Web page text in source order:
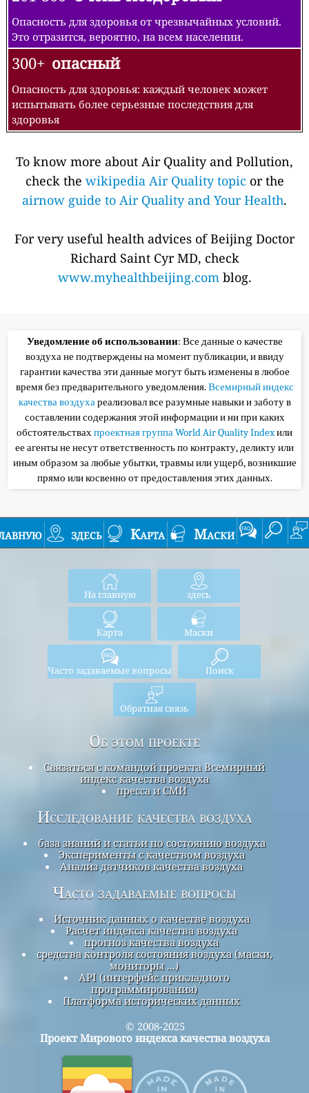
Опасность для здоровья от чрезвычайных условий.
Это отразится, вероятно, на всем населении.
300+ опасный
Опасность для здоровья: каждый человек может
испытывать более серьезные последствия для
здоровья
To know more about Air Quality and Pollution,
check the wikipedia Air Quality topic or the
airnow guide to Air Quality and Your Health.
For very useful health advices of Beijing Doctor
Richard Saint Cyr MD, check
www.myhealthbeijing.comblog.
Уведомление об использовании: Все данные о качестве
воздуха не подтверждены на момент публикации, и ввиду
гарантии качества эти данные могут быть изменены в любое
время без предварительного уведомления.Всемирный индекс
качества воздухареализовал все разумные навыки и заботу в
составлении содержания этой информации и ни при каких
обстоятельствахпроектная группа World Air Quality Indexили
ее агенты не несут ответственность по контракту, деликту или
иным образом за любые убытки, травмы или ущерб, возникшие
прямо или косвенно от предоставления этих данных.
здесь Карта Маски
На главную здесь
Карта Маски
Часто задаваемые вопросы Поиск
Обратная связь
Об этом проекте
Связаться с командой проекта Всемирный
индекс качества воздуха
пресса и СМИ
Исследование качества воздуха
база знаний и статьи по состоянию воздуха
Эксперименты с качеством воздуха
Анализ датчиков качества воздуха
Часто задаваемые вопросы
Источник данных о качестве воздуха
Расчет индекса качества воздуха
прогноз качества воздуха
средства контроля состояния воздуха (маски,
мониторы ...)
API (интерфейс прикладного
программирования)
Платформа исторических данных
© 2008-2025
Проект Мирового индекса качества воздуха